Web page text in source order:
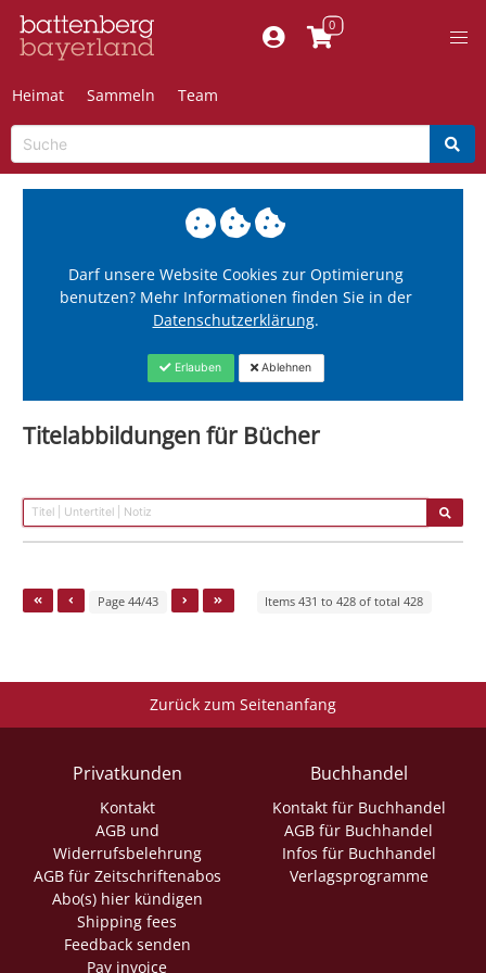
Heimat Sammeln Team
Darf unsere Website Cookies zur Optimierung
benutzen? Mehr Informationen finden Sie in der
Datenschutzerklärung.
Erlauben Ablehnen
Titelabbildungen für Bücher
Page 44/43 Items 431 to 428 of total 428
Zurück zum Seitenanfang
Privatkunden
Kontakt
AGB und
Widerrufsbelehrung
AGB für Zeitschriftenabos
Abo(s) hier kündigen
Shipping fees
Feedback senden
Pay invoice
Buchhandel
Kontakt für Buchhandel
AGB für Buchhandel
Infos für Buchhandel
Verlagsprogramme